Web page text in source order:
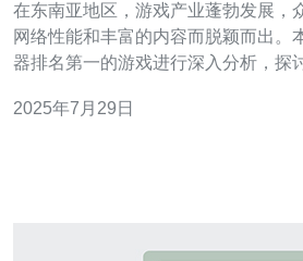
在东南亚地区，游戏产业蓬勃发展，
网络性能和丰富的内容而脱颖而出。
器排名第一的游戏进行深入分析，探
足游戏玩家对于网络速度和稳定性的需求。 一、
2025年7月29日